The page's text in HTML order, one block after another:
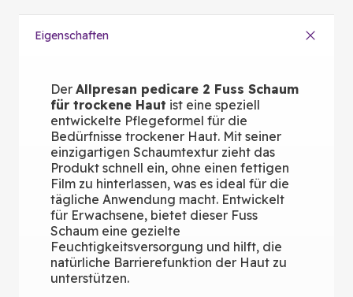
Eigenschaften
Der Allpresan pedicare 2 Fuss Schaum
für trockene Haut ist eine speziell
entwickelte Pflegeformel für die
Bedürfnisse trockener Haut. Mit seiner
einzigartigen Schaumtextur zieht das
Produkt schnell ein, ohne einen fettigen
Film zu hinterlassen, was es ideal für die
tägliche Anwendung macht. Entwickelt
für Erwachsene, bietet dieser Fuss
Schaum eine gezielte
Feuchtigkeitsversorgung und hilft, die
natürliche Barrierefunktion der Haut zu
unterstützen.